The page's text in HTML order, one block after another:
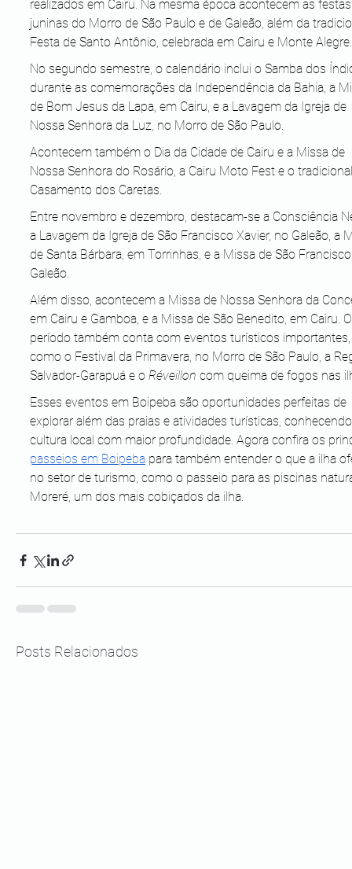
realizados em Cairu. Na mesma época acontecem as
juninas do Morro de São Paulo e de Galeão, além da
Festa de Santo Antônio, celebrada em Cairu e Monte Alegre.
No segundo semestre, o calendário inclui o Samba dos
durante as comemorações da Independência da Bahia, a
de Bom Jesus da Lapa, em Cairu, e a Lavagem da Igreja de
Nossa Senhora da Luz, no Morro de São Paulo.
Acontecem também o Dia da Cidade de Cairu e a Missa de
Nossa Senhora do Rosário, a Cairu Moto Fest e o
Casamento dos Caretas.
Entre novembro e dezembro, destacam-se a Consciência
a Lavagem da Igreja de São Francisco Xavier, no Galeão, a
de Santa Bárbara, em Torrinhas, e a Missa de São
Galeão.
Além disso, acontecem a Missa de Nossa Senhora da
em Cairu e Gamboa, e a Missa de São Benedito, em Cairu.
período também conta com eventos turísticos
como o Festival da Primavera, no Morro de São Paulo, a
Salvador-Garapuá e o Réveillon com queima de fogos nas
Esses eventos em Boipeba são oportunidades perfeitas de
explorar além das praias e atividades turísticas,
cultura local com maior profundidade. Agora confira os
passeios em Boipeba para também entender o que a ilha
no setor de turismo, como o passeio para as piscinas
Moreré, um dos mais cobiçados da ilha.
Posts Relacionados